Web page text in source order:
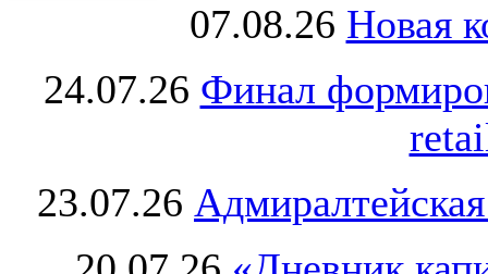
07.08.26 Новая
24.07.26 Финал
23.07.26